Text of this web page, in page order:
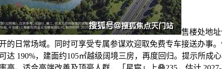
售楼处地
的日常场域。同时可享受专属参谋欢迎取免费专车接送办事
达 190%，建面约105㎡越级阔境三房，再度回归。提示所成